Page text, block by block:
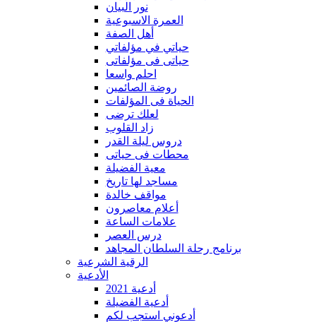
نور البيان
العمرة الاسبوعية
أهل الصفة
حياتي في مؤلفاتي
حياتى فى مؤلفاتى
احلم واسعا
روضة الصائمين
الحياة فى المؤلفات
لعلك ترضى
زاد القلوب
دروس ليلة القدر
محطات فى حياتى
معية الفضيلة
مساجد لها تاريخ
مواقف خالدة
أعلام معاصرون
علامات الساعة
درس العصر
برنامج رحلة السلطان المجاهد
الرقية الشرعية
الأدعية
أدعية 2021
أدعية الفضيلة
أدعوني استجب لكم